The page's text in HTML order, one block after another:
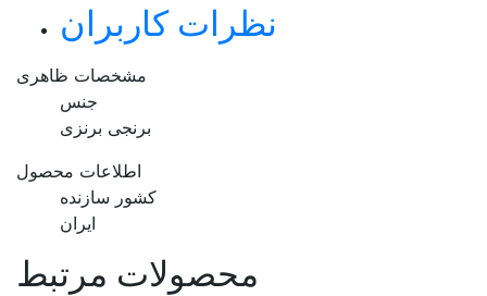
نظرات کاربران
مشخصات ظاهری
جنس
برنجی برنزی
اطلاعات محصول
کشور سازنده
ایران
محصولات مرتبط